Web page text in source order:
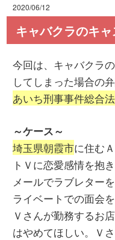
2020/06/12
キャバクラのキ
今回は、キャバクラ
してしまった場合の
あいち刑事事件総合
～ケース～
埼玉県朝霞市に住む
トＶに恋愛感情を抱
メールでラブレター
ライベートでの面会
Ｖさんが勤務するお
はやめてほしい。Ｖ